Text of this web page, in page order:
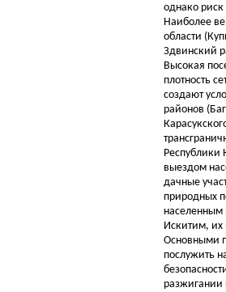
однако
Наиболее
области
Здвинский
Высокая
плотность
создают
районов
Республики
выездом
дачные
природных
населенным
Искитим, их
Основными
послужить
разжигании